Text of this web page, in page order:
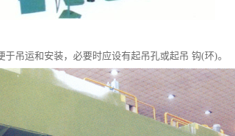
吊运和安装，必要时应设有起吊孔或起吊 钩(环)。